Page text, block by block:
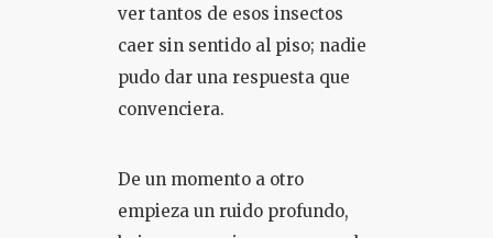
ver tantos de esos insectos
caer sin sentido al piso; nadie
pudo dar una respuesta que
convenciera.
De un momento a otro
empieza un ruido profundo,